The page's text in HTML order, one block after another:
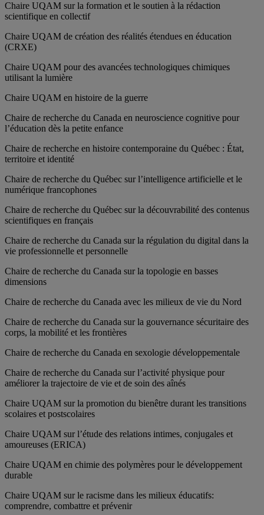
Chaire UQAM sur la formation et le soutien à la rédaction
scientifique en collectif
Chaire UQAM de création des réalités étendues en éducation
(CRXE)
Chaire UQAM pour des avancées technologiques chimiques
utilisant la lumière
Chaire UQAM en histoire de la guerre
Chaire de recherche du Canada en neuroscience cognitive pour
l’éducation dès la petite enfance
Chaire de recherche en histoire contemporaine du Québec : État,
territoire et identité
Chaire de recherche du Québec sur l’intelligence artificielle et le
numérique francophones
Chaire de recherche du Québec sur la découvrabilité des contenus
scientifiques en français
Chaire de recherche du Canada sur la régulation du digital dans la
vie professionnelle et personnelle
Chaire de recherche du Canada sur la topologie en basses
dimensions
Chaire de recherche du Canada avec les milieux de vie du Nord
Chaire de recherche du Canada sur la gouvernance sécuritaire des
corps, la mobilité et les frontières
Chaire de recherche du Canada en sexologie développementale
Chaire de recherche du Canada sur l’activité physique pour
améliorer la trajectoire de vie et de soin des aînés
Chaire UQAM sur la promotion du bienêtre durant les transitions
scolaires et postscolaires
Chaire UQAM sur l’étude des relations intimes, conjugales et
amoureuses (ERICA)
Chaire UQAM en chimie des polymères pour le développement
durable
Chaire UQAM sur le racisme dans les milieux éducatifs:
comprendre, combattre et prévenir